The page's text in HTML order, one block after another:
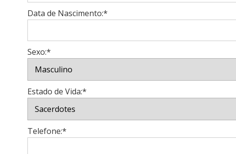
Data de Nascimento:*
Sexo:*
Estado de Vida:*
Telefone:*